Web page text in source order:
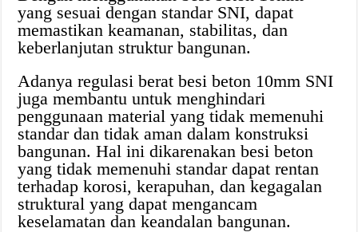
yang sesuai dengan standar SNI, dapat
memastikan keamanan, stabilitas, dan
keberlanjutan struktur bangunan.
Adanya regulasi berat besi beton 10mm SNI
juga membantu untuk menghindari
penggunaan material yang tidak memenuhi
standar dan tidak aman dalam konstruksi
bangunan. Hal ini dikarenakan besi beton
yang tidak memenuhi standar dapat rentan
terhadap korosi, kerapuhan, dan kegagalan
struktural yang dapat mengancam
keselamatan dan keandalan bangunan.